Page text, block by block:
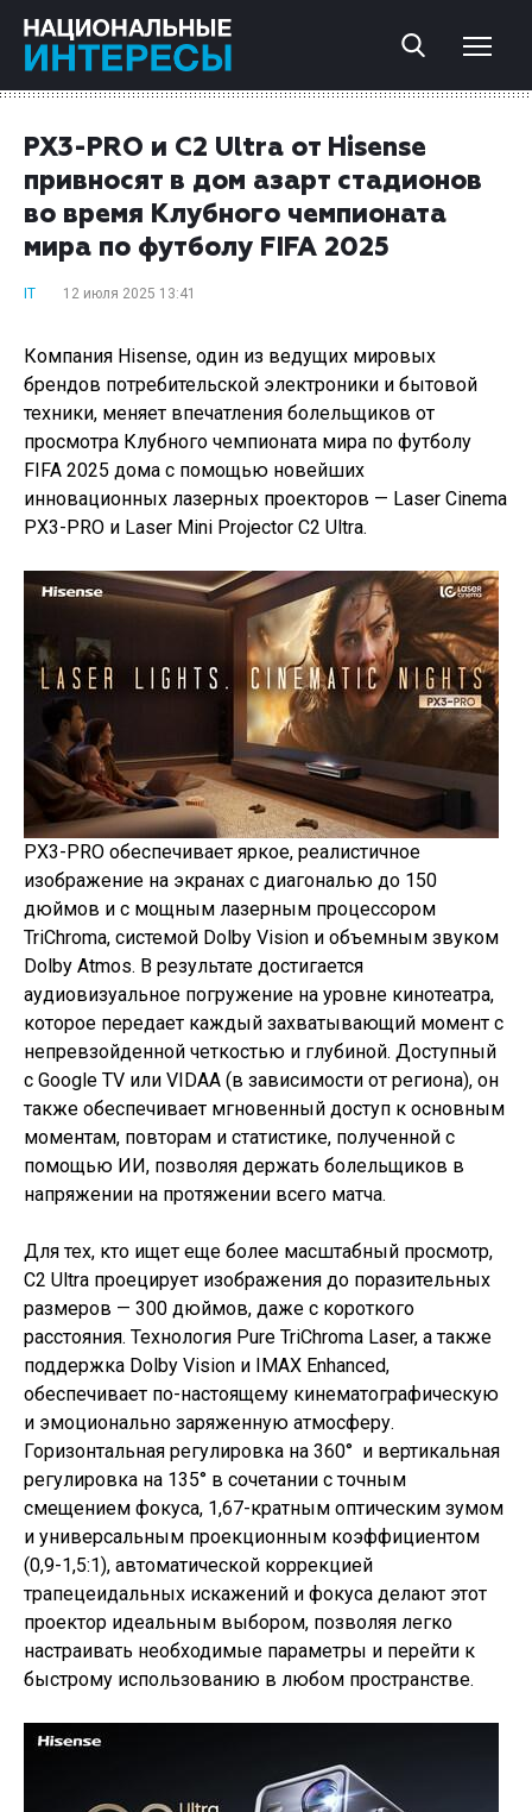
PX3-PRO и C2 Ultra от Hisense
привносят в дом азарт стадионов
во время Клубного чемпионата
мира по футболу FIFA 2025
IT 12 июля 2025 13:41
Компания Hisense, один из ведущих мировых
брендов потребительской электроники и бытовой
техники, меняет впечатления болельщиков от
просмотра Клубного чемпионата мира по футболу
FIFA 2025 дома с помощью новейших
инновационных лазерных проекторов — Laser Cinema
PX3-PRO и Laser Mini Projector C2 Ultra.
PX3-PRO обеспечивает яркое, реалистичное
изображение на экранах с диагональю до 150
дюймов и с мощным лазерным процессором
TriChroma, системой Dolby Vision и объемным звуком
Dolby Atmos. В результате достигается
аудиовизуальное погружение на уровне кинотеатра,
которое передает каждый захватывающий момент с
непревзойденной четкостью и глубиной. Доступный
с Google TV или VIDAA (в зависимости от региона), он
также обеспечивает мгновенный доступ к основным
моментам, повторам и статистике, полученной с
помощью ИИ, позволяя держать болельщиков в
напряжении на протяжении всего матча.
Для тех, кто ищет еще более масштабный просмотр,
C2 Ultra проецирует изображения до поразительных
размеров — 300 дюймов, даже с короткого
расстояния. Технология Pure TriChroma Laser, а также
поддержка Dolby Vision и IMAX Enhanced,
обеспечивает по-настоящему кинематографическую
и эмоционально заряженную атмосферу.
Горизонтальная регулировка на 360° и вертикальная
регулировка на 135° в сочетании с точным
смещением фокуса, 1,67-кратным оптическим зумом
и универсальным проекционным коэффициентом
(0,9-1,5:1), автоматической коррекцией
трапецеидальных искажений и фокуса делают этот
проектор идеальным выбором, позволяя легко
настраивать необходимые параметры и перейти к
быстрому использованию в любом пространстве.